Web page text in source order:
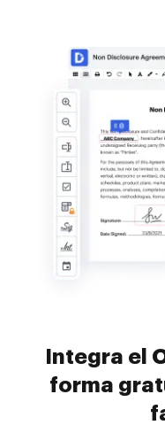
Integra el
forma